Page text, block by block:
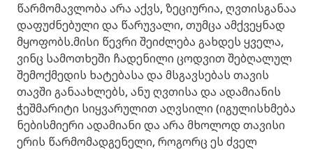
წარმომავლობა არა აქვს, ზეციურია, ღვთისგანაა
დაფუძნებული და წარუვალი, თუმცა ამქვეყნად
მყოფობს.მისი წევრი შეიძლება გახდეს ყველა,
ვინც სამოთხეში ჩადენილი ცოდვით შებღალულ
შემოქმედის ხატებასა და მსგავსებას თავის
თავში განაახლებს, ანუ ღვთისა და ადამიანის
ჭეშმარიტი სიყვარულით აღვსილი (იგულისხმება
ნებისმიერი ადამიანი და არა მხოლოდ თავისი
ერის წარმომადგენელი, როგორც ეს ძველ